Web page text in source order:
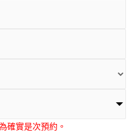
確實是次預約。